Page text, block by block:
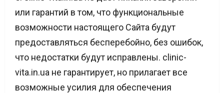
или гарантий в том, что функциональные
возможности настоящего Сайта будут
предоставляться бесперебойно, без ошибок,
что недостатки будут исправлены. clinic-
vita.in.ua не гарантирует, но прилагает все
возможные усилия для обеспечения